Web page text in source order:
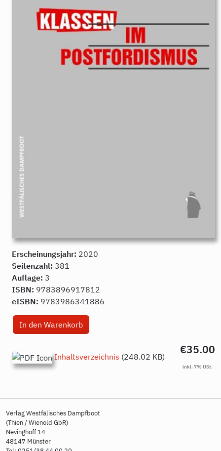
Erscheinungsjahr: 2020
Seitenzahl: 381
Auflage: 3
ISBN: 9783896917812
eISBN: 9783986341886
€35.00
Inhaltsverzeichnis (248.02 KB)
Verlag Westfälisches Dampfboot
(Thien / Wienold GbR)
Nevinghoff 14
48147 Münster